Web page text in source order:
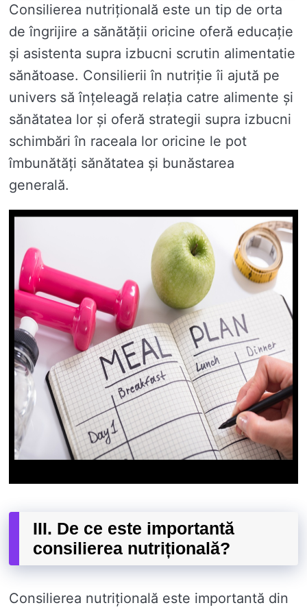
Consilierea nutrițională este un tip de orta
de îngrijire a sănătății oricine oferă educație
și asistenta supra izbucni scrutin alimentatie
sănătoase. Consilierii în nutriție îi ajută pe
univers să înțeleagă relația catre alimente și
sănătatea lor și oferă strategii supra izbucni
schimbări în raceala lor oricine le pot
îmbunătăți sănătatea și bunăstarea
generală.
III. De ce este importantă
consilierea nutrițională?
Consilierea nutrițională este importantă din